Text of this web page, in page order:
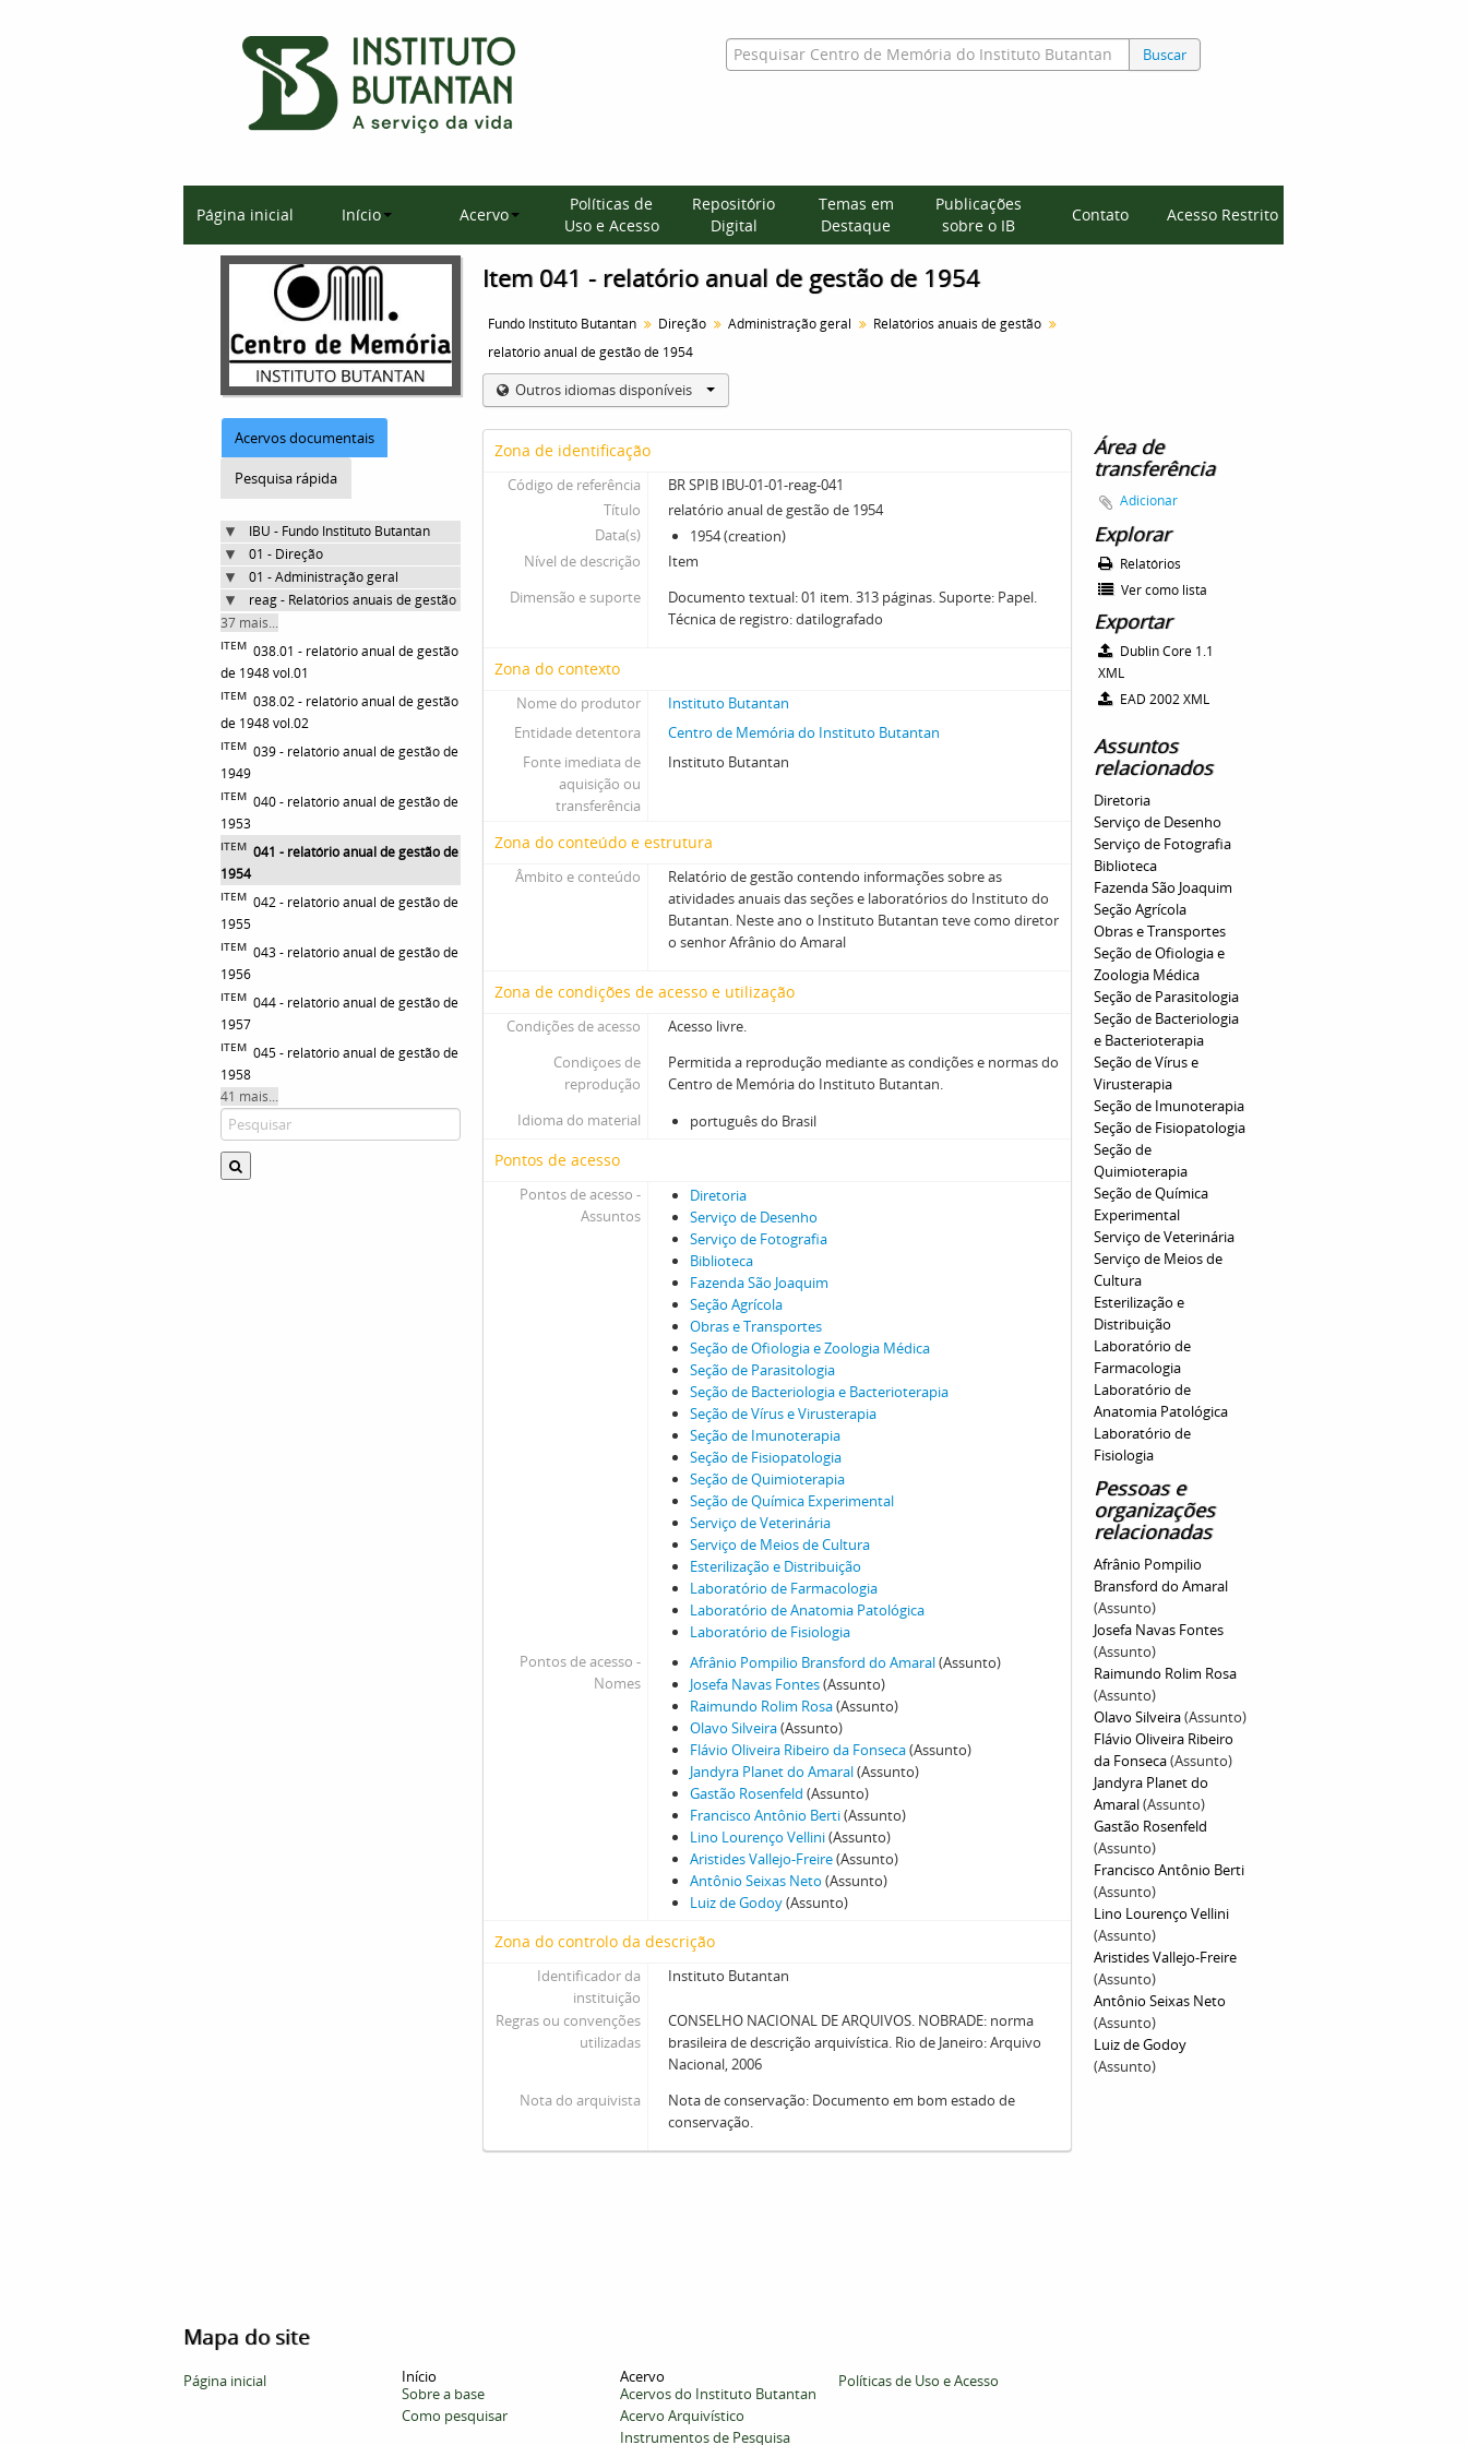
Buscar
Página inicial Início Acervo
Políticas de
Uso e Acesso
Repositório
Digital
Temas em
Destaque
Publicações
sobre o IB
Contato Acesso Restrito
Acervos documentais
Pesquisa rápida
IBU - Fundo Instituto Butantan
01 - Direção
01 - Administração geral
reag - Relatórios anuais de gestão
37 mais...
ITEM 038.01 - relatório anual de gestão
de 1948 vol.01
ITEM 038.02 - relatório anual de gestão
de 1948 vol.02
ITEM 039 - relatório anual de gestão de
1949
ITEM 040 - relatório anual de gestão de
1953
ITEM 041 - relatório anual de gestão de
1954
ITEM 042 - relatório anual de gestão de
1955
ITEM 043 - relatório anual de gestão de
1956
ITEM 044 - relatório anual de gestão de
1957
ITEM 045 - relatório anual de gestão de
1958
41 mais...
Item 041 - relatório anual de gestão de 1954
Fundo Instituto Butantan Direção Administração geral
Relatórios anuais de gestão
relatório anual de gestão de 1954
Outros idiomas disponíveis
Zona de identificação
Código de referência
BR SPIB IBU-01-01-reag-041
Título
relatório anual de gestão de 1954
Data(s)
1954 (creation)
Nível de descrição
Item
Dimensão e suporte
Documento textual: 01 item. 313 páginas. Suporte: Papel.
Técnica de registro: datilografado
Zona do contexto
Nome do produtor
Instituto Butantan
Entidade detentora
Centro de Memória do Instituto Butantan
Fonte imediata de
aquisição ou
transferência
Instituto Butantan
Zona do conteúdo e estrutura
Âmbito e conteúdo
Relatório de gestão contendo informações sobre as
atividades anuais das seções e laboratórios do Instituto do
Butantan. Neste ano o Instituto Butantan teve como diretor
o senhor Afrânio do Amaral
Zona de condições de acesso e utilização
Condições de acesso
Acesso livre.
Condiçoes de
reprodução
Permitida a reprodução mediante as condições e normas do
Centro de Memória do Instituto Butantan.
Idioma do material
português do Brasil
Pontos de acesso
Pontos de acesso -
Assuntos
Diretoria
Serviço de Desenho
Serviço de Fotografia
Biblioteca
Fazenda São Joaquim
Seção Agrícola
Obras e Transportes
Seção de Ofiologia e Zoologia Médica
Seção de Parasitologia
Seção de Bacteriologia e Bacterioterapia
Seção de Vírus e Virusterapia
Seção de Imunoterapia
Seção de Fisiopatologia
Seção de Quimioterapia
Seção de Química Experimental
Serviço de Veterinária
Serviço de Meios de Cultura
Esterilização e Distribuição
Laboratório de Farmacologia
Laboratório de Anatomia Patológica
Laboratório de Fisiologia
Pontos de acesso -
Nomes
Afrânio Pompilio Bransford do Amaral(Assunto)
Josefa Navas Fontes(Assunto)
Raimundo Rolim Rosa(Assunto)
Olavo Silveira(Assunto)
Flávio Oliveira Ribeiro da Fonseca(Assunto)
Jandyra Planet do Amaral(Assunto)
Gastão Rosenfeld (Assunto)
Francisco Antônio Berti(Assunto)
Lino Lourenço Vellini(Assunto)
Aristides Vallejo-Freire(Assunto)
Antônio Seixas Neto (Assunto)
Luiz de Godoy(Assunto)
Zona do controlo da descrição
Identificador da
instituição
Instituto Butantan
Regras ou convenções
utilizadas
CONSELHO NACIONAL DE ARQUIVOS. NOBRADE: norma
brasileira de descrição arquivística. Rio de Janeiro: Arquivo
Nacional, 2006
Nota do arquivista
Nota de conservação: Documento em bom estado de
conservação.
Área de
transferência
Adicionar
Explorar
Relatórios
Ver como lista
Exportar
Dublin Core 1.1
XML
EAD 2002 XML
Assuntos
relacionados
Diretoria
Serviço de Desenho
Serviço de Fotografia
Biblioteca
Fazenda São Joaquim
Seção Agrícola
Obras e Transportes
Seção de Ofiologia e
Zoologia Médica
Seção de Parasitologia
Seção de Bacteriologia
e Bacterioterapia
Seção de Vírus e
Virusterapia
Seção de Imunoterapia
Seção de Fisiopatologia
Seção de
Quimioterapia
Seção de Química
Experimental
Serviço de Veterinária
Serviço de Meios de
Cultura
Esterilização e
Distribuição
Laboratório de
Farmacologia
Laboratório de
Anatomia Patológica
Laboratório de
Fisiologia
Pessoas e
organizações
relacionadas
Afrânio Pompilio
Bransford do Amaral
(Assunto)
Josefa Navas Fontes
(Assunto)
Raimundo Rolim Rosa
(Assunto)
Olavo Silveira(Assunto)
Flávio Oliveira Ribeiro
da Fonseca(Assunto)
Jandyra Planet do
Amaral(Assunto)
Gastão Rosenfeld
(Assunto)
Francisco Antônio Berti
(Assunto)
Lino Lourenço Vellini
(Assunto)
Aristides Vallejo-Freire
(Assunto)
Antônio Seixas Neto
(Assunto)
Luiz de Godoy
(Assunto)
Mapa do site
Página inicial
Início
Sobre a base
Como pesquisar
Acervo
Acervos do Instituto Butantan
Acervo Arquivístico
Instrumentos de Pesquisa
Políticas de Uso e Acesso